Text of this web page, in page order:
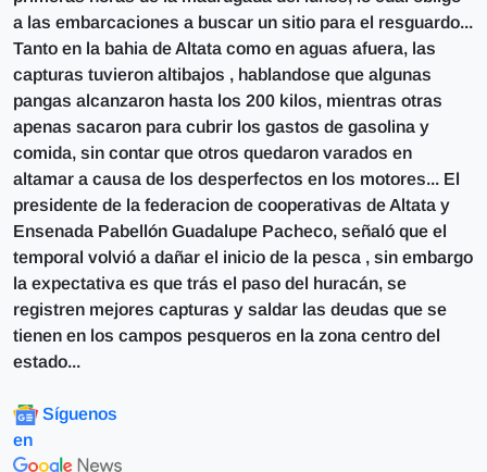
a las embarcaciones a buscar un sitio para el resguardo...
Tanto en la bahia de Altata como en aguas afuera, las
capturas tuvieron altibajos , hablandose que algunas
pangas alcanzaron hasta los 200 kilos, mientras otras
apenas sacaron para cubrir los gastos de gasolina y
comida, sin contar que otros quedaron varados en
altamar a causa de los desperfectos en los motores... El
presidente de la federacion de cooperativas de Altata y
Ensenada Pabellón Guadalupe Pacheco, señaló que el
temporal volvió a dañar el inicio de la pesca , sin embargo
la expectativa es que trás el paso del huracán, se
registren mejores capturas y saldar las deudas que se
tienen en los campos pesqueros en la zona centro del
estado...
Síguenos
en